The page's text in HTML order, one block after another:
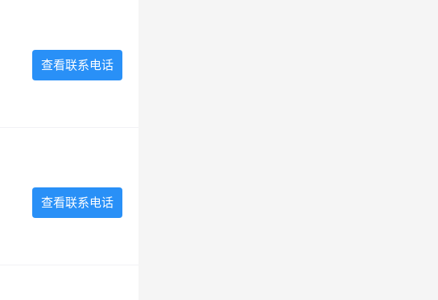
查看联系电话
查看联系电话